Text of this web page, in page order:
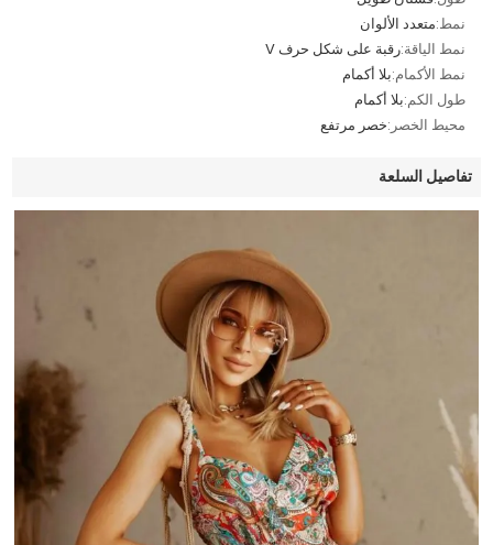
نمط:متعدد الألوان
نمط الياقة:رقبة على شكل حرف V
نمط الأكمام:بلا أكمام
طول الكم:بلا أكمام
محيط الخصر:خصر مرتفع
تفاصيل السلعة